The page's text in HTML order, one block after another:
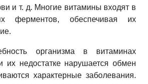
и т. д. Многие витамины входят в
ферментов, обеспечивая их
организма в витаминах
их недостатке нарушается обмен
характерные заболевания.